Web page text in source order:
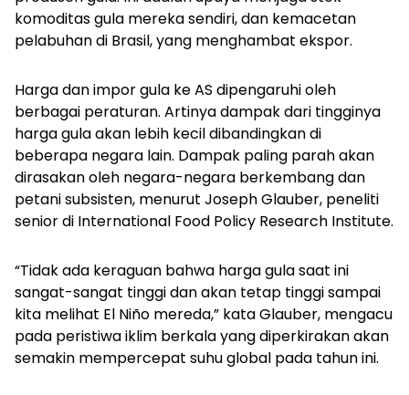
komoditas gula mereka sendiri, dan kemacetan
pelabuhan di Brasil, yang menghambat ekspor.
Harga dan impor gula ke AS dipengaruhi oleh
berbagai peraturan. Artinya dampak dari tingginya
harga gula akan lebih kecil dibandingkan di
beberapa negara lain. Dampak paling parah akan
dirasakan oleh negara-negara berkembang dan
petani subsisten, menurut Joseph Glauber, peneliti
senior di International Food Policy Research Institute.
“Tidak ada keraguan bahwa harga gula saat ini
sangat-sangat tinggi dan akan tetap tinggi sampai
kita melihat El Niño mereda,” kata Glauber, mengacu
pada peristiwa iklim berkala yang diperkirakan akan
semakin mempercepat suhu global pada tahun ini.